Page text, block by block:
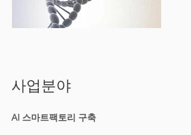
사업분야
AI 스마트팩토리 구축